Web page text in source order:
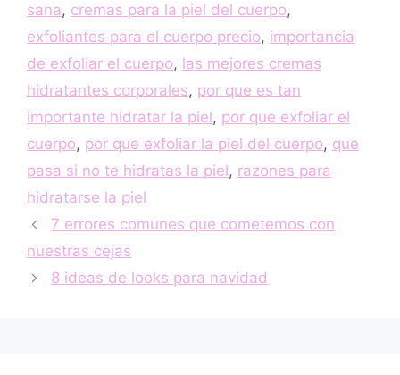
sana, cremas para la piel del cuerpo,
exfoliantes para el cuerpo precio, importancia
de exfoliar el cuerpo, las mejores cremas
hidratantes corporales, por que es tan
importante hidratar la piel, por que exfoliar el
cuerpo, por que exfoliar la piel del cuerpo, que
pasa si no te hidratas la piel, razones para
hidratarse la piel
7 errores comunes que cometemos con
nuestras cejas
8 ideas de looks para navidad